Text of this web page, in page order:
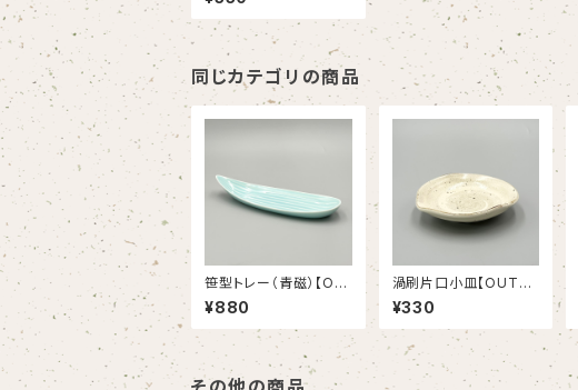
ｃｍプレート（38/1234
0006B）
同じカテゴリの商品
笹型トレー（青磁）【OU
TLET】
¥880
渦刷片口小皿【OUTLE
T】
¥330